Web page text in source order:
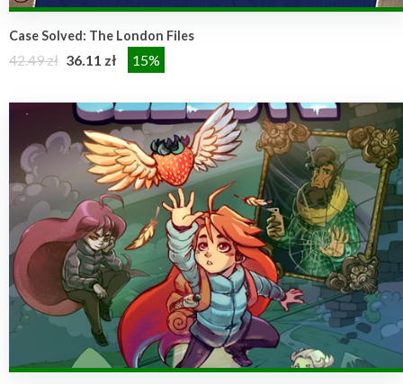
Case Solved: The London Files
42.49 zł 36.11 zł 15%